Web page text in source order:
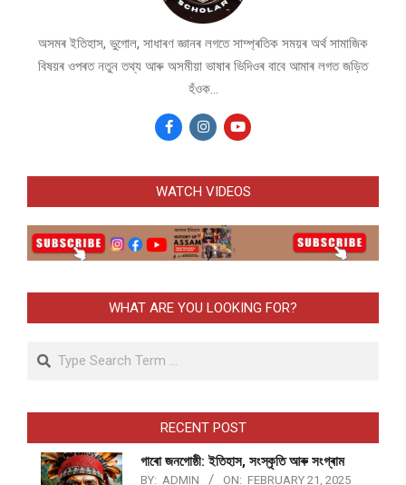
অসমৰ ইতিহাস, ভুগোল, সাধাৰণ জ্ঞানৰ লগতে সাম্প্ৰতিক সময়ৰ অৰ্থ সামাজিক
বিষয়ৰ ওপৰত নতুন তথ্য আৰু অসমীয়া ভাষাৰ ভিদিওৰ বাবে আমাৰ লগত জড়িত
হঁওক...
WATCH VIDEOS
WHAT ARE YOU LOOKING FOR?
Search
RECENT POST
গাৰো জনগোষ্ঠী: ইতিহাস, সংস্কৃতি আৰু সংগ্ৰাম
BY: ADMIN ON: FEBRUARY 21, 2025